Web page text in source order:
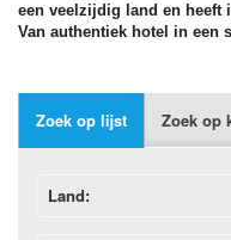
een veelzijdig land en heeft
Van authentiek hotel in een
Zoek op lijst Zoek op
Land: